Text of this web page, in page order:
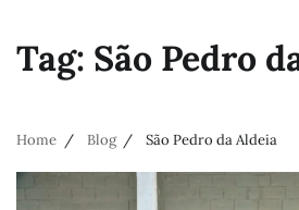
Tag: São Pedro
Home Blog São Pedro da Aldeia